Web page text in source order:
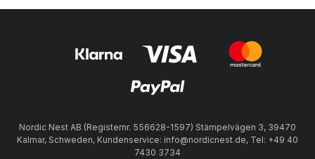
Nordic Nest AB (Registernr. 556628-1597) Stämpelvägen 3, 39470
Kalmar, Schweden, Kundenservice: info@nordicnest.de, Tel: +49 40
7430 3734